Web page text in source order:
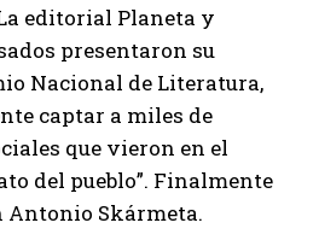
editorial Planeta y
presentaron su
Nacional de Literatura,
captar a miles de
que vieron en el
del pueblo”. Finalmente
Antonio Skármeta.